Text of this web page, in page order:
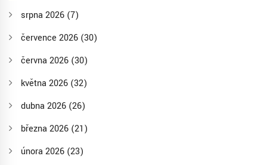
srpna 2026 (7)
července 2026 (30)
června 2026 (30)
května 2026 (32)
dubna 2026 (26)
března 2026 (21)
února 2026 (23)